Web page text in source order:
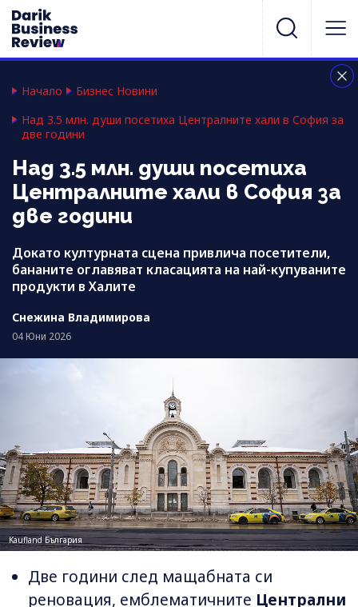
Начало
Бизнес Новини
Над 3.5 млн. души посетиха Централните хали в София за
две години
Над 3.5 млн. души посетиха
Централните хали в София за
две години
Докато културната сцена привлича посетители,
бананите оглавяват класацията на най-купуваните
продукти в Халите
Снежина Владимирова
04 Юни 2026
Kaufland България
Две години след мащабната си
реновация, емблематичните Централни